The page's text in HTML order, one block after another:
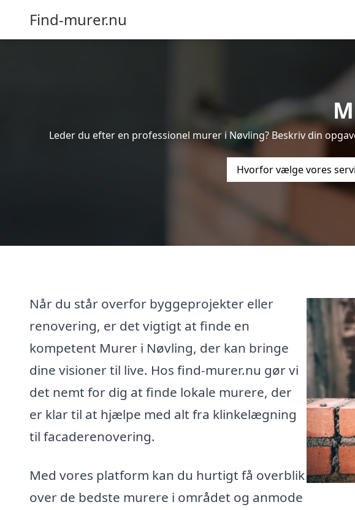
Find-murer.nu
Leder du efter en professionel murer i Nøvling? Beskriv din
Hvorfor vælge vores
Når du står overfor byggeprojekter eller
renovering, er det vigtigt at finde en
kompetent Murer i Nøvling, der kan bringe
dine visioner til live. Hos find-murer.nu gør vi
det nemt for dig at finde lokale murere, der
er klar til at hjælpe med alt fra klinkelægning
til facaderenovering.
Med vores platform kan du hurtigt få overblik
over de bedste murere i området og anmode